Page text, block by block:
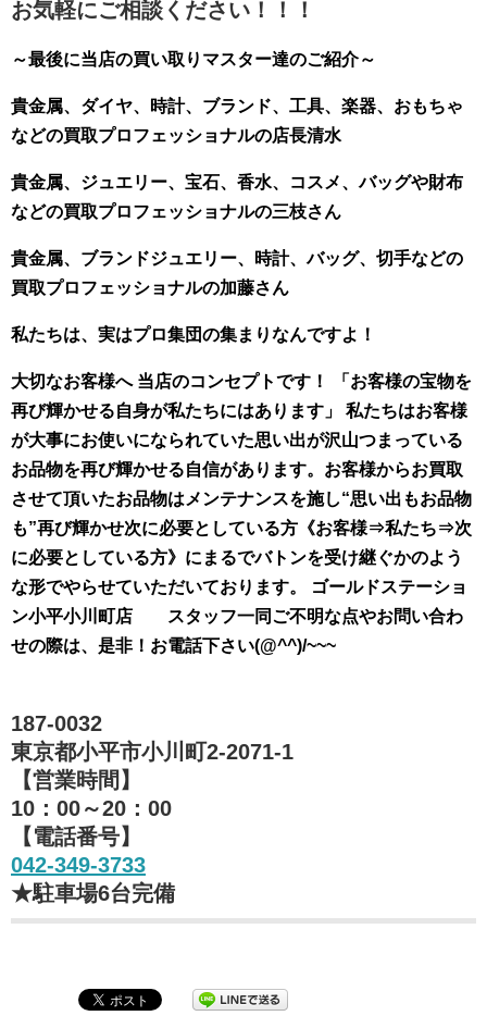
お気軽にご相談ください！！！
～最後に当店の買い取りマスター達のご紹介～
貴金属、ダイヤ、時計、ブランド、工具、楽器、おもちゃ
などの買取プロフェッショナルの店長清水
貴金属、ジュエリー、宝石、香水、コスメ、バッグや財布
などの買取プロフェッショナルの三枝さん
貴金属、ブランドジュエリー、時計、バッグ、切手などの
買取プロフェッショナルの加藤さん
私たちは、実はプロ集団の集まりなんですよ！
大切なお客様へ 当店のコンセプトです！ 「お客様の宝物を
再び輝かせる自身が私たちにはあります」 私たちはお客様
が大事にお使いになられていた思い出が沢山つまっている
お品物を再び輝かせる自信があります。お客様からお買取
させて頂いたお品物はメンテナンスを施し“思い出もお品物
も”再び輝かせ次に必要としている方《お客様⇒私たち⇒次
に必要としている方》にまるでバトンを受け継ぐかのよう
な形でやらせていただいております。 ゴールドステーショ
ン小平小川町店 スタッフ一同ご不明な点やお問い合わ
せの際は、是非！お電話下さい(@^^)/~~~
187-0032
東京都小平市小川町2-2071-1
【営業時間】
10：00～20：00
【電話番号】
042-349-3733
★駐車場6台完備